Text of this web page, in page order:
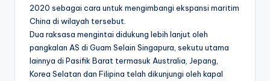
2020 sebagai cara untuk mengimbangi ekspansi maritim
China di wilayah tersebut.
Dua raksasa mengintai didukung lebih lanjut oleh
pangkalan AS di Guam Selain Singapura, sekutu utama
lainnya di Pasifik Barat termasuk Australia, Jepang,
Korea Selatan dan Filipina telah dikunjungi oleh kapal